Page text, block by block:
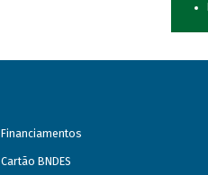
Financiamentos
Cartão BNDES